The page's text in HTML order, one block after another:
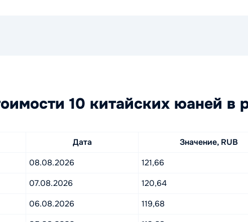
10 китайских юаней в
Дата Значение, RUB
08.08.2026 121,66
07.08.2026 120,64
06.08.2026 119,68